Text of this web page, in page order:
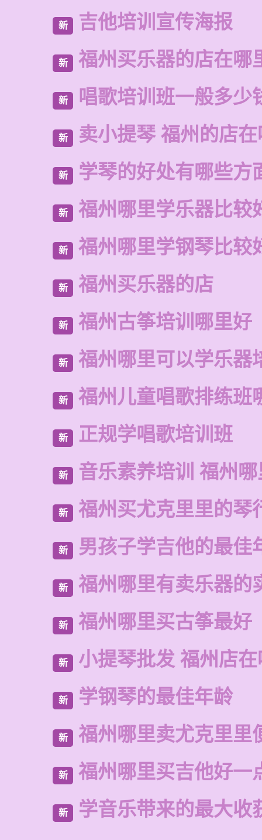
新 吉他培训宣传海报
新 福州买乐器的店在哪
新 唱歌培训班一般多少
新 卖小提琴 福州的店
新 学琴的好处有哪些方
新 福州哪里学乐器比较
新 福州哪里学钢琴比较
新 福州买乐器的店
新 福州古筝培训哪里好
新 福州哪里可以学乐器
新 福州儿童唱歌排练班
新 正规学唱歌培训班
新 音乐素养培训 福州
新 福州买尤克里里的琴
新 男孩子学吉他的最佳
新 福州哪里有卖乐器的
新 福州哪里买古筝最好
新 小提琴批发 福州店
新 学钢琴的最佳年龄
新 福州哪里卖尤克里里
新 福州哪里买吉他好一
新 学音乐带来的最大收